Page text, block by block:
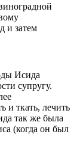
и затем
Исида
супругу.
и ткать, лечить
так же была
(когда он был